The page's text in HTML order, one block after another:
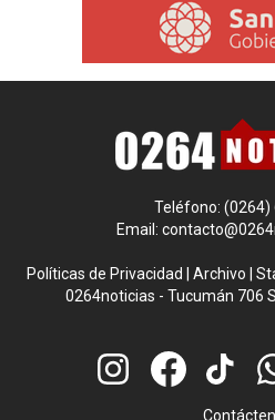
Teléfono: (0264)
Email:
Políticas de Privacidad |Archivo |
0264noticias - Tucumán 706